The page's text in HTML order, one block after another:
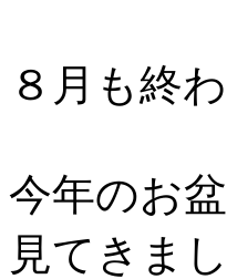
８月も終
今年のお
見てきま